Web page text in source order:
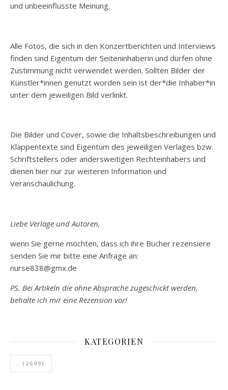
und unbeeinflusste Meinung.
Alle Fotos, die sich in den Konzertberichten und Interviews
finden sind Eigentum der Seiteninhaberin und dürfen ohne
Zustimmung nicht verwendet werden. Sollten Bilder der
Künstler*innen genutzt worden sein ist der*die Inhaber*in
unter dem jeweiligen Bild verlinkt.
Die Bilder und Cover, sowie die Inhaltsbeschreibungen und
Klappentexte sind Eigentum des jeweiligen Verlages bzw.
Schriftstellers oder andersweitigen Rechteinhabers und
dienen hier nur zur weiteren Information und
Veranschaulichung.
Liebe Verlage und Autoren,
wenn Sie gerne möchten, dass ich ihre Bücher rezensiere
senden Sie mir bitte eine Anfrage an:
nurse838@gmx.de
PS. Bei Artikeln die ohne Absprache zugeschickt werden,
behalte ich mir eine Rezension vor!
KATEGORIEN
. (2699)